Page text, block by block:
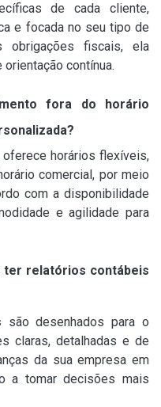
de cada cliente,
e focada no seu tipo de
obrigações fiscais, ela
contínua.
fora do horário
oferece horários flexíveis,
comercial, por meio
com a disponibilidade
e agilidade para
ter relatórios contábeis
são desenhados para o
claras, detalhadas e de
da sua empresa em
a tomar decisões mais